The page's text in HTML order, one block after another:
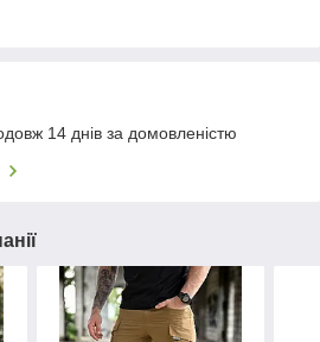
14 днів за домовленістю